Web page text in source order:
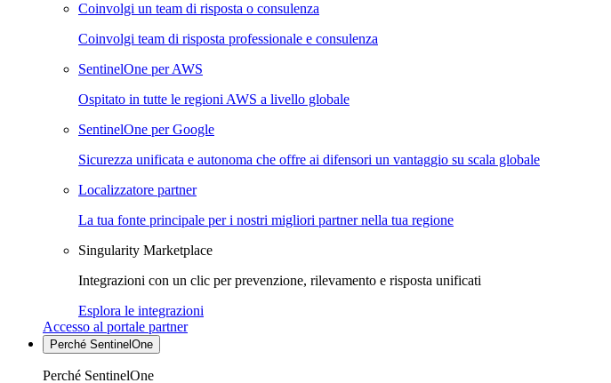
Coinvolgi un team di risposta o consulenza
Coinvolgi team di risposta professionale e consulenza
SentinelOne per AWS
Ospitato in tutte le regioni AWS a livello globale
SentinelOne per Google
Sicurezza unificata e autonoma che offre ai difensori un vantaggio su scala globale
Localizzatore partner
La tua fonte principale per i nostri migliori partner nella tua regione
Singularity Marketplace
Integrazioni con un clic per prevenzione, rilevamento e risposta unificati
Esplora le integrazioni
Accesso al portale partner
Perché SentinelOne
Perché SentinelOne